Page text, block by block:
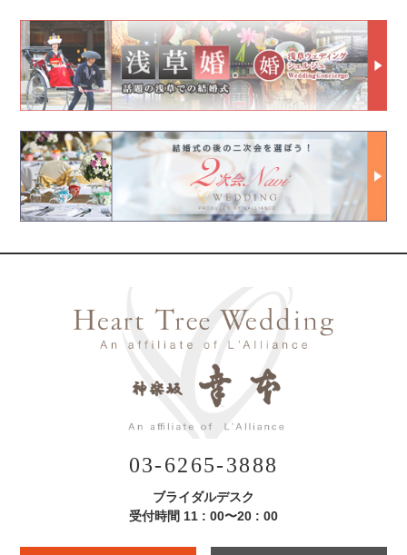
03-6265-3888
ブライダルデスク
受付時間 11 : 00〜20 : 00